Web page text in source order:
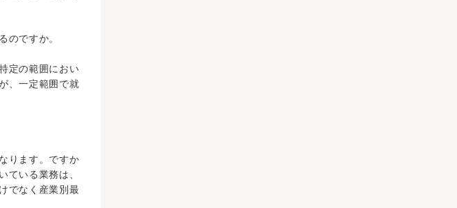
ですか。
定の範囲におい
、一定範囲で就
ります。ですか
いる業務は、
でなく産業別最